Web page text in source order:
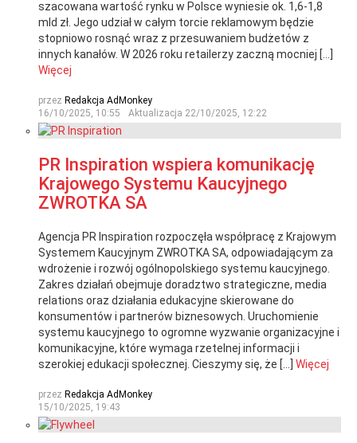
szacowana wartość rynku w Polsce wyniesie ok. 1,6-1,8
mld zł. Jego udział w całym torcie reklamowym będzie
stopniowo rosnąć wraz z przesuwaniem budżetów z
innych kanałów. W 2026 roku retailerzy zaczną mocniej […]
Więcej
przez Redakcja AdMonkey
16/10/2025, 10:55
Aktualizacja 22/10/2025, 12:22
PR Inspiration wspiera komunikację
Krajowego Systemu Kaucyjnego
ZWROTKA SA
Agencja PR Inspiration rozpoczęła współpracę z Krajowym
Systemem Kaucyjnym ZWROTKA SA, odpowiadającym za
wdrożenie i rozwój ogólnopolskiego systemu kaucyjnego.
Zakres działań obejmuje doradztwo strategiczne, media
relations oraz działania edukacyjne skierowane do
konsumentów i partnerów biznesowych. Uruchomienie
systemu kaucyjnego to ogromne wyzwanie organizacyjne i
komunikacyjne, które wymaga rzetelnej informacji i
szerokiej edukacji społecznej. Cieszymy się, że […] Więcej
przez Redakcja AdMonkey
15/10/2025, 19:43